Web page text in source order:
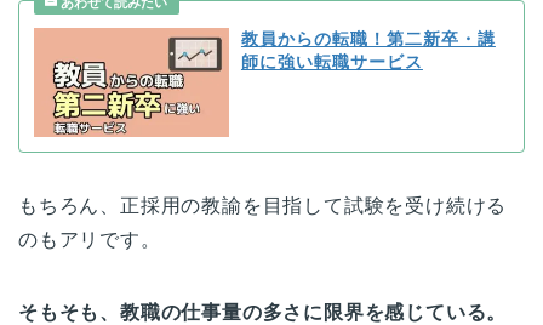
教員からの転職！第二新卒・講
師に強い転職サービス
もちろん、正採用の教諭を目指して試験を受け続ける
のもアリです。
そもそも、教職の仕事量の多さに限界を感じている。